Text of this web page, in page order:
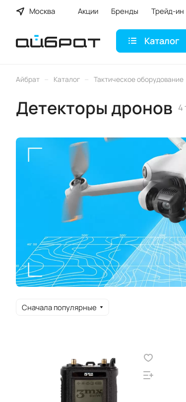
Москва Акции Бренды Трейд-ин
Каталог
Айбрат – Каталог – Тактическое оборудование
Детекторы дронов 4
Сначала популярные